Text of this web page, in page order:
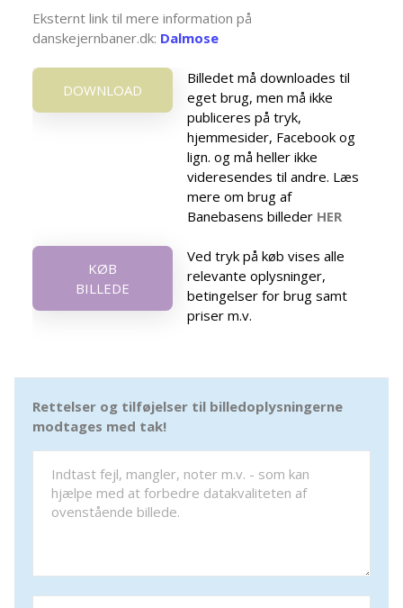
Eksternt link til mere information på
danskejernbaner.dk: Dalmose
DOWNLOAD
Billedet må downloades til
eget brug, men må ikke
publiceres på tryk,
hjemmesider, Facebook og
lign. og må heller ikke
videresendes til andre. Læs
mere om brug af
Banebasens billeder HER
KØB
BILLEDE
Ved tryk på køb vises alle
relevante oplysninger,
betingelser for brug samt
priser m.v.
Rettelser og tilføjelser til billedoplysningerne
modtages med tak!